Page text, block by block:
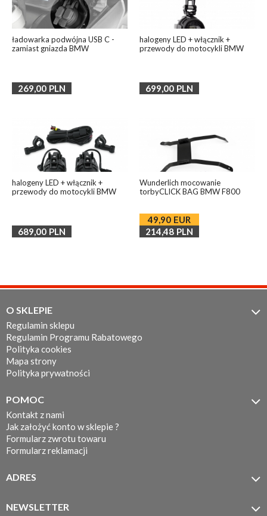
ładowarka podwójna USB C -
zamiast gniazda BMW
269,00 PLN
halogeny LED + włącznik +
przewody do motocykli BMW
699,00 PLN
halogeny LED + włącznik +
przewody do motocykli BMW
689,00 PLN
Wunderlich mocowanie
torbyCLICK BAG BMW F800
49,90 EUR
214,48 PLN
O SKLEPIE 
Regulamin sklepu
Regulamin Programu Rabatowego
Polityka cookies
Mapa strony
Polityka prywatności
POMOC 
Kontakt z nami
Jak założyć konto w sklepie ?
Formularz zwrotu towaru
Formularz reklamacji
ADRES 
ul. Koronkarska 7/11
NEWSLETTER 